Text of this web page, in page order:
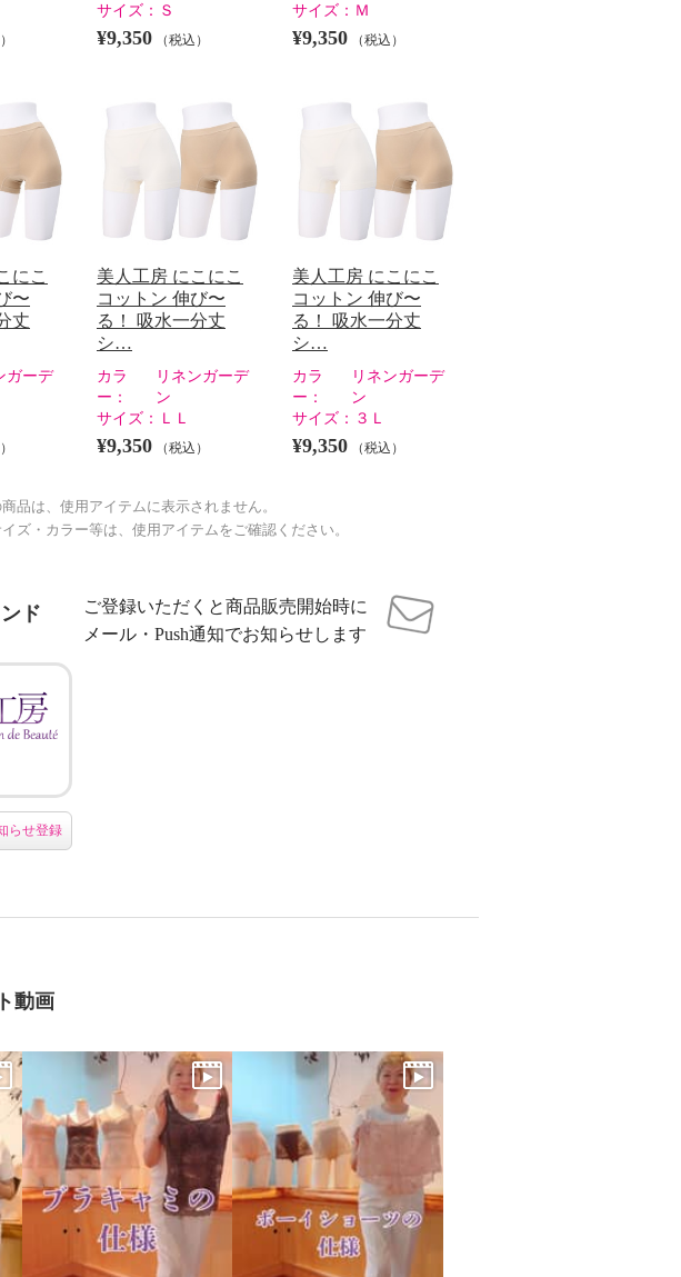
サイズ： Ｓ
¥9,350 （税込）
サイズ： Ｍ
¥9,350 （税込）
にこ
〜
丈
ガーデ
美人工房 にこにこ
コットン 伸び〜
る！ 吸水一分丈
シ…
カラ
ー：
リネンガーデ
ン
サイズ：
ＬＬ
¥9,350 （税込）
美人工房 にこにこ
コットン 伸び〜
る！ 吸水一分丈
シ…
カラ
ー：
リネンガーデ
ン
サイズ： ３Ｌ
¥9,350 （税込）
品は、使用アイテムに表示されません。
ズ・カラー等は、使用アイテムをご確認ください。
ド
ご登録いただくと商品販売開始時に
メール・Push通知でお知らせします
らせ登録
動画